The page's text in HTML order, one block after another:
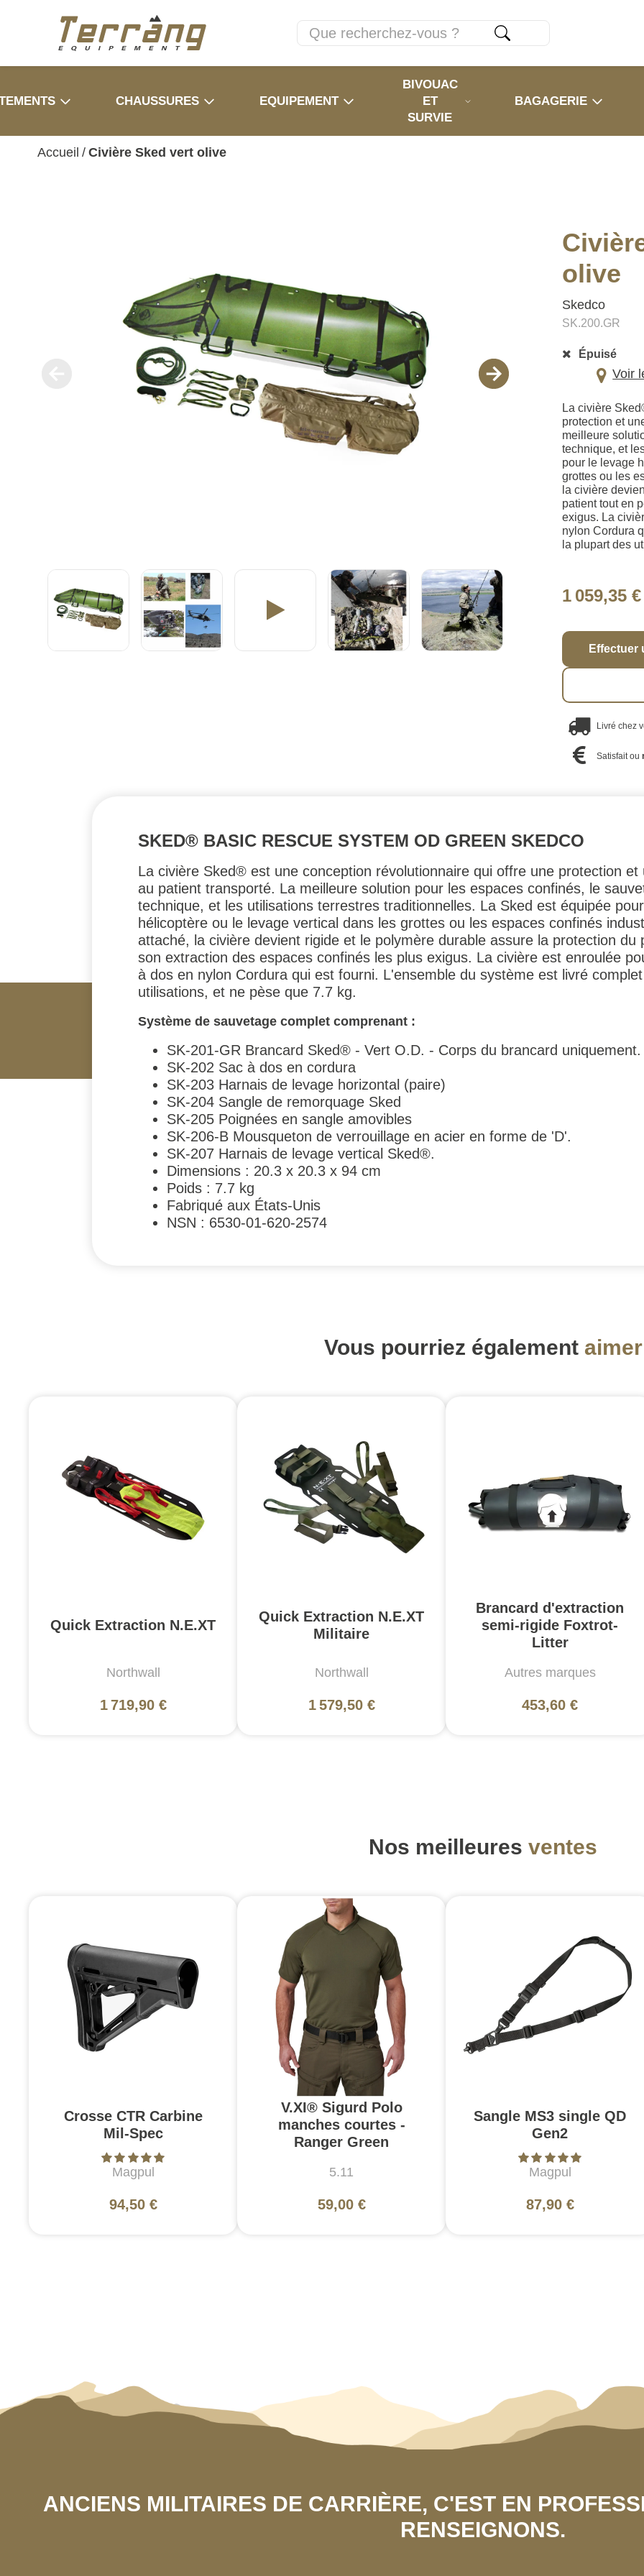
CHAUSSURES EQUIPEMENT
BIVOUAC
ET
SURVIE
BAGAGERIE
Accueil / Civière Sked vert olive
olive
Skedco
SK.200.GR
Épuisé
Voir
La civière
protection et
meilleure
technique, et
pour le levage
grottes ou les
la civière
patient tout en
exigus. La
nylon Cordura
la plupart des
1 059,35 €
Effectuer
Livré chez
Satisfait ou
SKED® BASIC RESCUE SYSTEM OD GREEN SKEDCO
La civière Sked® est une conception révolutionnaire qui offre une protection et
au patient transporté. La meilleure solution pour les espaces confinés, le
technique, et les utilisations terrestres traditionnelles. La Sked est équipée
hélicoptère ou le levage vertical dans les grottes ou les espaces confinés
attaché, la civière devient rigide et le polymère durable assure la protection
son extraction des espaces confinés les plus exigus. La civière est enroulée
à dos en nylon Cordura qui est fourni. L'ensemble du système est livré
utilisations, et ne pèse que 7.7 kg.
Système de sauvetage complet comprenant :
SK-201-GR Brancard Sked® - Vert O.D. - Corps du brancard uniquement.
SK-202 Sac à dos en cordura
SK-203 Harnais de levage horizontal (paire)
SK-204 Sangle de remorquage Sked
SK-205 Poignées en sangle amovibles
SK-206-B Mousqueton de verrouillage en acier en forme de 'D'.
SK-207 Harnais de levage vertical Sked®.
Dimensions : 20.3 x 20.3 x 94 cm
Poids : 7.7 kg
Fabriqué aux États-Unis
NSN : 6530-01-620-2574
Vous pourriez également aimer
Quick Extraction N.E.XT
Northwall
1 719,90 €
Quick Extraction N.E.XT
Militaire
Northwall
1 579,50 €
Brancard d'extraction
semi-rigide Foxtrot-
Litter
Autres marques
453,60 €
Nos meilleures ventes
Crosse CTR Carbine
Mil-Spec
Magpul
94,50 €
V.XI® Sigurd Polo
manches courtes -
Ranger Green
5.11
59,00 €
Sangle MS3 single QD
Gen2
Magpul
87,90 €
ANCIENS MILITAIRES DE CARRIÈRE, C'EST EN
RENSEIGNONS.